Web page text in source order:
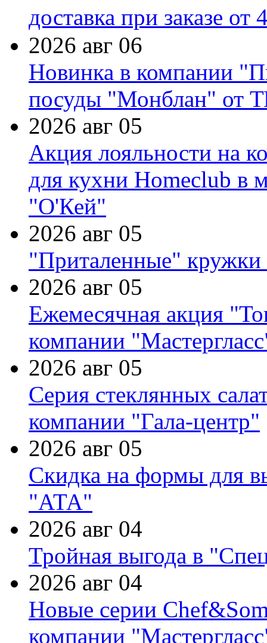
доставка при заказе от
2026 авг 06
Новинка в компании
посуды "Монблан" от
2026 авг 05
Акция лояльности на
для кухни Homeclub в
"О'Кей"
2026 авг 05
"Приталенные" кружки
2026 авг 05
Ежемесячная акция
компании
2026 авг 05
Серия стеклянных
компании "Гала-центр"
2026 авг 05
Скидка на формы для
"АТА"
2026 авг 04
Тройная выгода в
2026 авг 04
Новые серии
компании